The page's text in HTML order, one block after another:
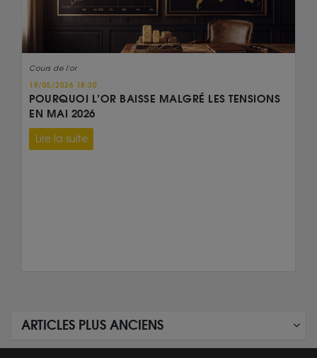
Cours de l'or
19/05/2026 18:30
POURQUOI L’OR BAISSE MALGRÉ LES TENSIONS
EN MAI 2026
Lire la suite
ARTICLES PLUS ANCIENS